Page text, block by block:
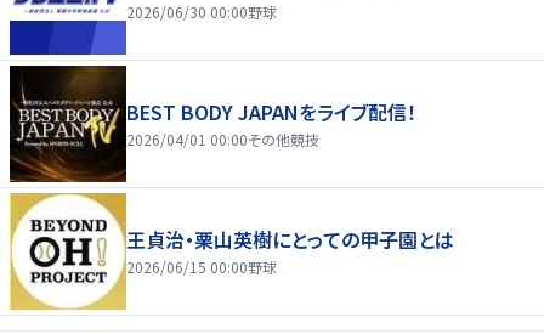
2026/06/30 00:00野球
BEST BODY JAPANをライブ配信！
2026/04/01 00:00その他競技
王貞治・栗山英樹にとっての甲子園とは
2026/06/15 00:00野球